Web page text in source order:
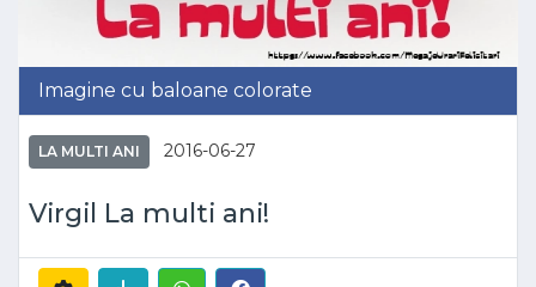
Imagine cu baloane colorate
LA MULTI ANI 2016-06-27
Virgil La multi ani!